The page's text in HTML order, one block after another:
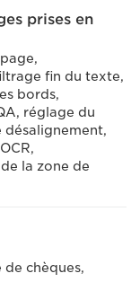
prises en
fin du texte,
bords,
réglage du
désalignement,
la zone de
de chèques,